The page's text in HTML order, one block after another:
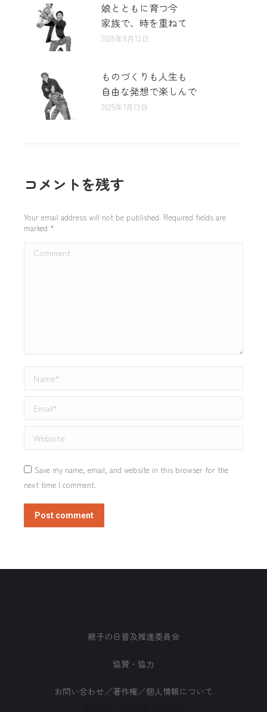
娘とともに育つ今
家族で、時を重ねて
2025年8月13日
ものづくりも人生も
自由な発想で楽しんで
2025年7月13日
コメントを残す
Your email address will not be published. Required fields are
marked *
Comment
Name *
Email *
Website
Save my name, email, and website in this browser for the
next time I comment.
Post comment
親子の日普及推進委員会
協賛・協力
お問い合わせ／著作権／個人情報について